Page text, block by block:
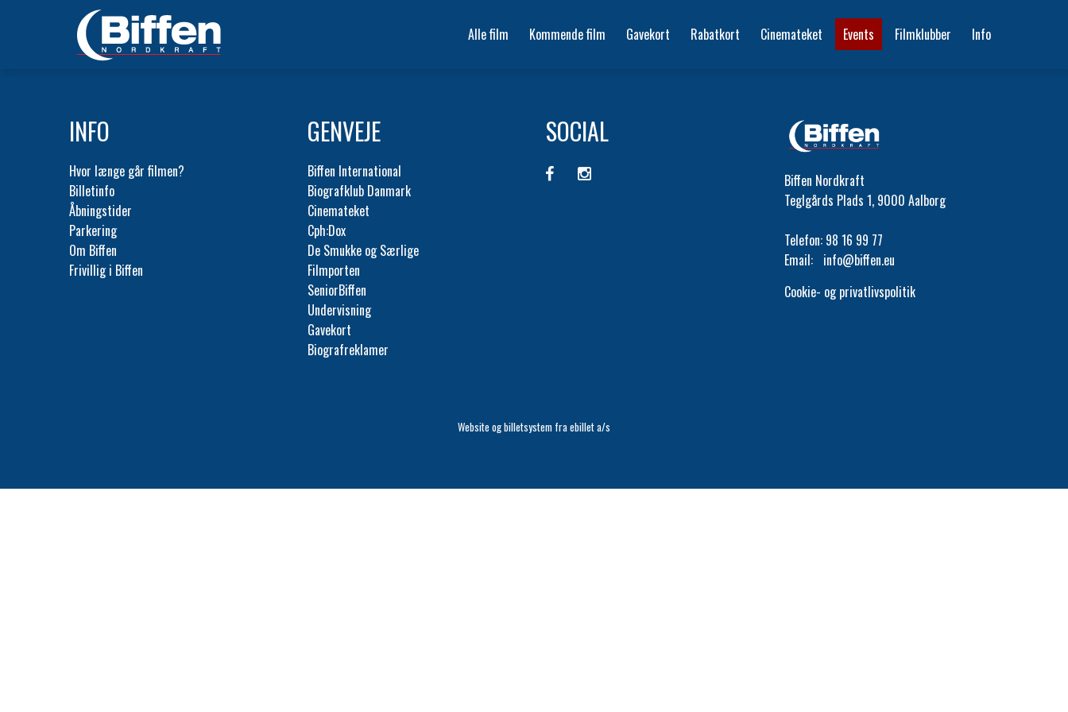
Alle film Kommende film Gavekort Rabatkort Cinemateket Events Filmklubber Info
INFO
Hvor længe går filmen?
Billetinfo
Åbningstider
Parkering
Om Biffen
Frivillig i Biffen
GENVEJE
Biffen International
Biografklub Danmark
Cinemateket
Cph:Dox
De Smukke og Særlige
Filmporten
SeniorBiffen
Undervisning
Gavekort
Biografreklamer
SOCIAL
Biffen Nordkraft
Teglgårds Plads 1, 9000 Aalborg
Telefon: 98 16 99 77
Email: info@biffen.eu
Cookie- og privatlivspolitik
Website og billetsystem fra ebillet a/s